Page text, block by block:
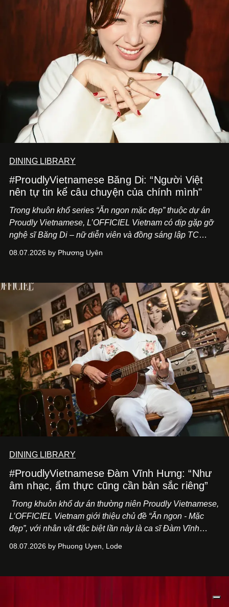
DINING LIBRARY
#ProudlyVietnamese Băng Di: “Người Việt
nên tự tin kể câu chuyện của chính mình"
Trong khuôn khổ series “Ăn ngon mặc đẹp” thuộc dự án
Proudly Vietnamese, L’OFFICIEL Vietnam có dịp gặp gỡ
nghệ sĩ Băng Di – nữ diễn viên và đồng sáng lập TC
Kitchen Bar và SALEM tại TP.HCM.
08.07.2026 by Phương Uyên
DINING LIBRARY
#ProudlyVietnamese Đàm Vĩnh Hưng: “Như
âm nhạc, ẩm thực cũng cần bản sắc riêng”
Trong khuôn khổ dự án thường niên Proudly Vietnamese,
L’OFFICIEL Vietnam giới thiệu chủ đề “Ăn ngon - Mặc
đẹp”, với nhân vật đặc biệt lần này là ca sĩ Đàm Vĩnh
Cà Phê Cà Pháo mang dấu ấn Indochine hoài niệm, thu
08.07.2026 by Phuong Uyen, Lode